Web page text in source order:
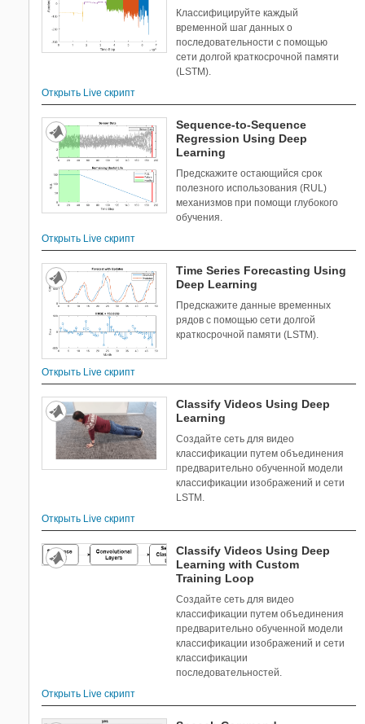
Классифицируйте каждый
временной шаг данных о
последовательности с помощью
сети долгой краткосрочной памяти
(LSTM).
Открыть Live скрипт
Sequence-to-Sequence
Regression Using Deep
Learning
Предскажите остающийся срок
полезного использования (RUL)
механизмов при помощи глубокого
обучения.
Открыть Live скрипт
Time Series Forecasting Using
Deep Learning
Предскажите данные временных
рядов с помощью сети долгой
краткосрочной памяти (LSTM).
Открыть Live скрипт
Classify Videos Using Deep
Learning
Создайте сеть для видео
классификации путем объединения
предварительно обученной модели
классификации изображений и сети
LSTM.
Открыть Live скрипт
Classify Videos Using Deep
Learning with Custom
Training Loop
Создайте сеть для видео
классификации путем объединения
предварительно обученной модели
классификации изображений и сети
классификации
последовательностей.
Открыть Live скрипт